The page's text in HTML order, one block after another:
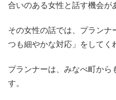
合いのある女性と話す機会が
その女性の話では、プランナ
つも細やかな対応」をしてく
プランナーは、みなべ町か
す。